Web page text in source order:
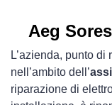
Aeg
L’azienda, punto
nell’ambito dell’
riparazione di